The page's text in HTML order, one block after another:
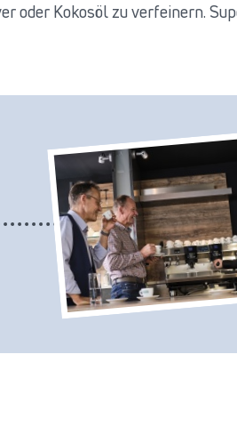
oder Kokosöl zu verfeinern.